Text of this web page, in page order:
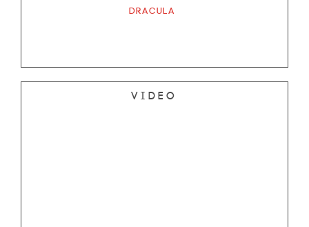
Dracula
Video